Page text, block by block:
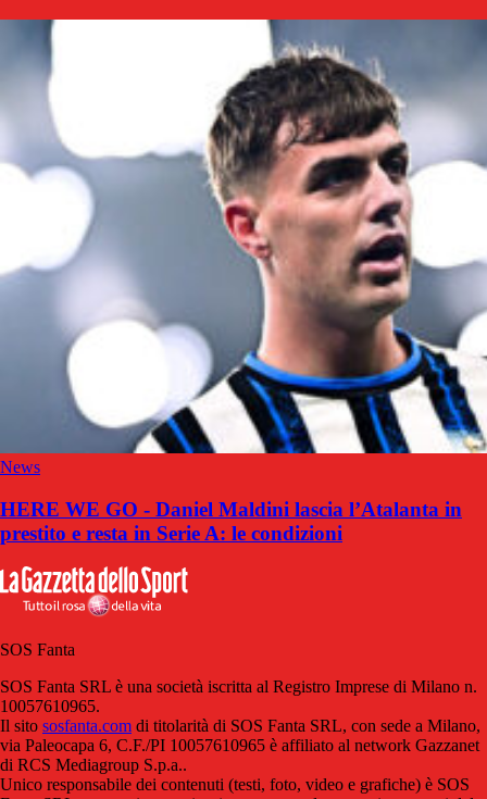
News
HERE WE GO - Daniel Maldini lascia l’Atalanta in
prestito e resta in Serie A: le condizioni
SOS Fanta
SOS Fanta SRL è una società iscritta al Registro Imprese di Milano n.
10057610965.
Il sito sosfanta.com di titolarità di SOS Fanta SRL, con sede a Milano,
via Paleocapa 6, C.F./PI 10057610965 è affiliato al network Gazzanet
di RCS Mediagroup S.p.a..
Unico responsabile dei contenuti (testi, foto, video e grafiche) è SOS